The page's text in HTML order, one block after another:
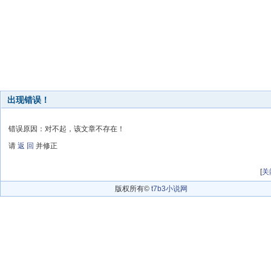
出现错误！
错误原因：对不起，该文章不存在！
请 返 回 并修正
[关
版权所有© t7b3小说网